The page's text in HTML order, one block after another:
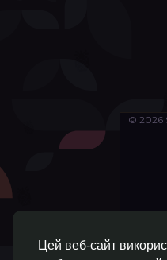
Цей веб-сайт
© 2026